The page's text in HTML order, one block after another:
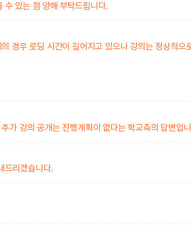
수 있는 점 양해 부탁드립니다.
경우 로딩 시간이 길어지고 있으나 강의는 정상적으
가 강의 공개는 진행계획이 없다는 학교측의 답변입
드리겠습니다.